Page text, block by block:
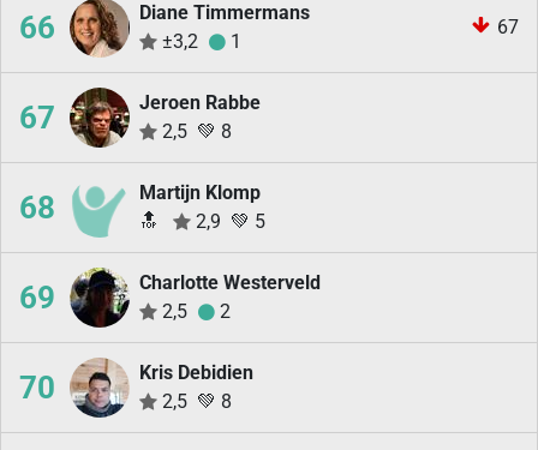
66
Diane Timmermans
±3,2
1
67
67
Jeroen Rabbe
2,5 💚 8
68
Martijn Klomp
🔝
2,9 💚 5
69
Charlotte Westerveld
2,5
2
70
Kris Debidien
2,5 💚 8